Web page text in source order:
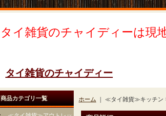
タイ雑貨のチャイディーは現
タイ雑貨のチャイディー
商品カテゴリ一覧 ホーム ｜ ≪タイ雑貨≫キッチン